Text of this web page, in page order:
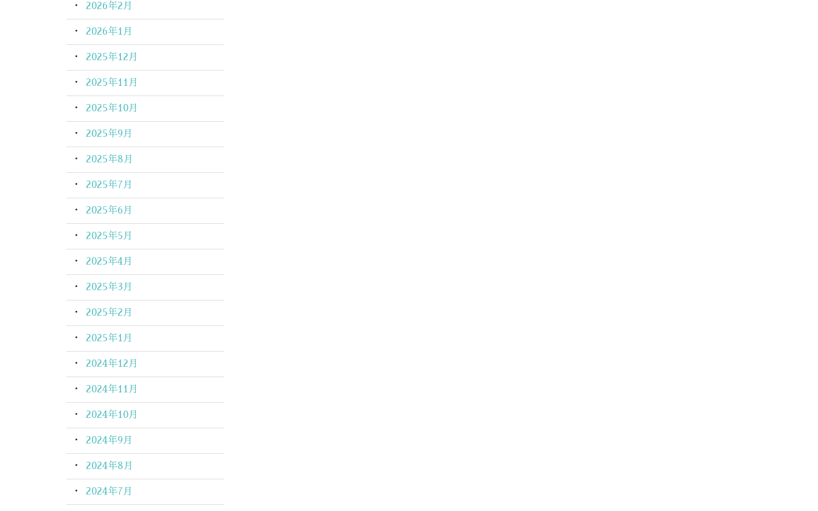
2026年2月
2026年1月
2025年12月
2025年11月
2025年10月
2025年9月
2025年8月
2025年7月
2025年6月
2025年5月
2025年4月
2025年3月
2025年2月
2025年1月
2024年12月
2024年11月
2024年10月
2024年9月
2024年8月
2024年7月